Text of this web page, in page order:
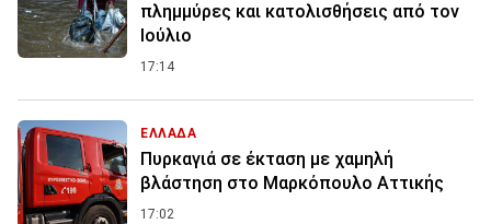
πλημμύρες και κατολισθήσεις από τον
Ιούλιο
17:14
ΕΛΛΑΔΑ
Πυρκαγιά σε έκταση με χαμηλή
βλάστηση στο Μαρκόπουλο Αττικής
17:02